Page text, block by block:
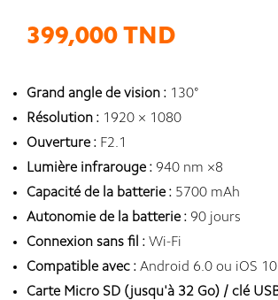
399,000 TND
Grand angle de vision : 130°
Résolution : 1920 × 1080
Ouverture : F2.1
Lumière infrarouge : 940 nm ×8
Capacité de la batterie : 5700 mAh
Autonomie de la batterie : 90 jours
Connexion sans fil : Wi-Fi
Compatible avec : Android 6.0 ou iOS
Carte Micro SD (jusqu'à 32 Go) / clé